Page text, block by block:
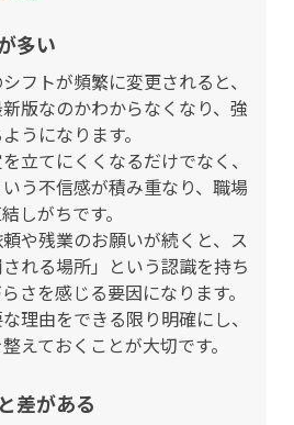
多い
フトが頻繁に変更されると、
版なのかわからなくなり、強
うになります。
立てにくくなるだけでなく、
う不信感が積み重なり、職場
しがちです。
や残業のお願いが続くと、ス
れる場所」という認識を持ち
さを感じる要因になります。
理由をできる限り明確にし、
えておくことが大切です。
差がある